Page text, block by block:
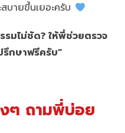
บายขึ้นเยอะครับ
รมไม่ชัด? ให้พี่ช่วยตรวจ
กษาฟรีครับ”
ๆ ถามพี่บ่อย